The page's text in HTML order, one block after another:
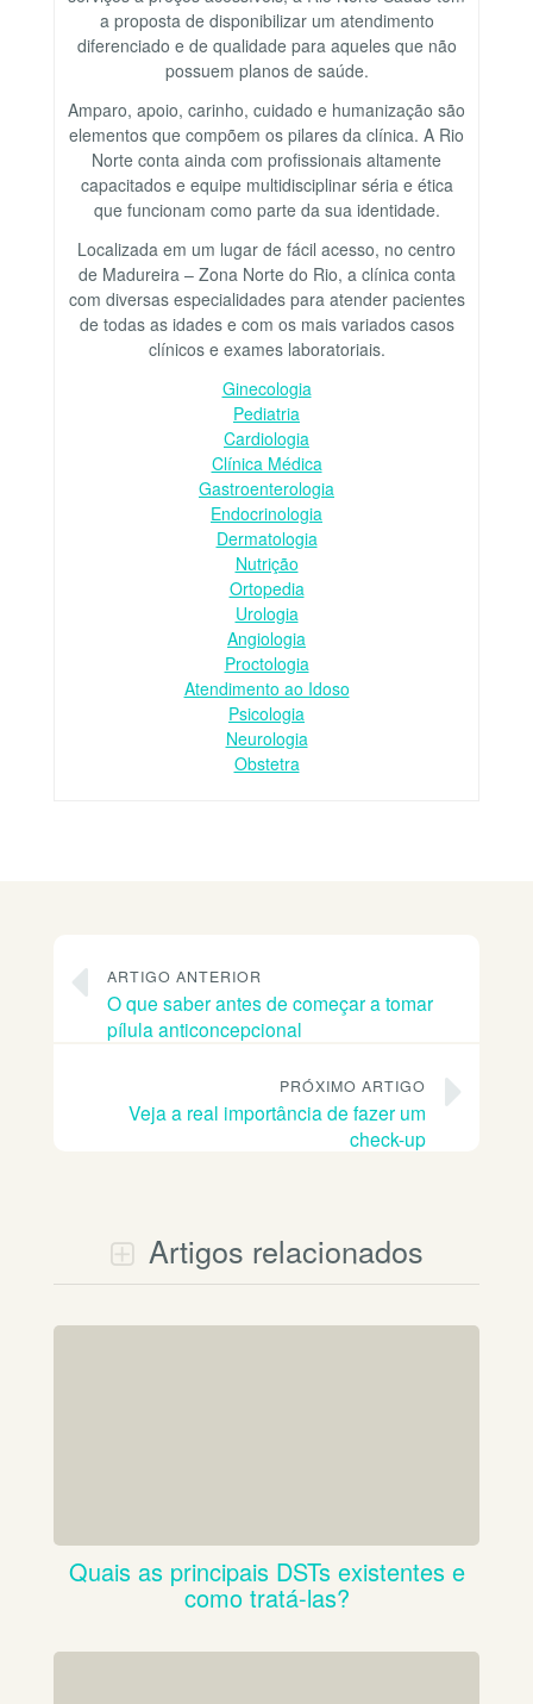
a proposta de disponibilizar um atendimento
diferenciado e de qualidade para aqueles que não
possuem planos de saúde.
Amparo, apoio, carinho, cuidado e humanização são
elementos que compõem os pilares da clínica. A Rio
Norte conta ainda com profissionais altamente
capacitados e equipe multidisciplinar séria e ética
que funcionam como parte da sua identidade.
Localizada em um lugar de fácil acesso, no centro
de Madureira – Zona Norte do Rio, a clínica conta
com diversas especialidades para atender pacientes
de todas as idades e com os mais variados casos
clínicos e exames laboratoriais.
Ginecologia
Pediatria
Cardiologia
Clínica Médica
Gastroenterologia
Endocrinologia
Dermatologia
Nutrição
Ortopedia
Urologia
Angiologia
Proctologia
Atendimento ao Idoso
Psicologia
Neurologia
Obstetra
ARTIGO ANTERIOR
O que saber antes de começar a tomar
pílula anticoncepcional
PRÓXIMO ARTIGO
Veja a real importância de fazer um
check-up
Artigos relacionados
Quais as principais DSTs existentes e
como tratá-las?